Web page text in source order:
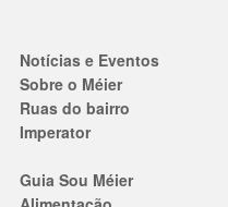
Notícias e Eventos
Sobre o Méier
Ruas do bairro
Imperator
Guia Sou Méier